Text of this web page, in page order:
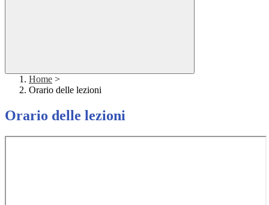
Home >
Orario delle lezioni
Orario delle lezioni